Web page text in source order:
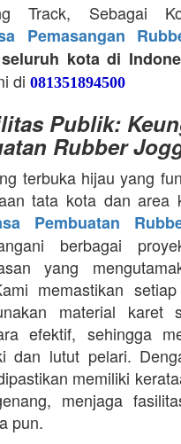
Track, Sebagai
Pemasangan
kota di
di 081351894500
Publik:
Rubber
terbuka hijau yang
tata kota dan area
Pembuatan
berbagai
yang
memastikan
material karet
efektif, sehingga
dan lutut pelari.
memiliki
menjaga
pun.